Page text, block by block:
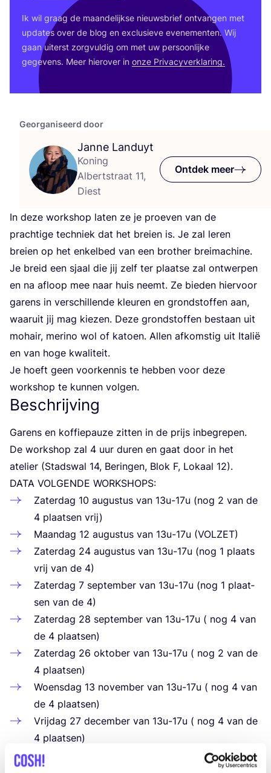
Georganiseerd door
Janne Landuyt
Koning
Albertstraat 11,
Diest
Ontdek meer
In deze work­shop laten ze je proe­ven van de
prach­ti­ge tech­niek dat het brei­en is. Je zal leren
brei­en op het enkel­bed van een bro­ther brei­ma­chi­ne.
Je breid een sjaal die jij zelf ter plaat­se zal ont­wer­pen
en na afloop mee naar huis neemt. Ze bie­den hier­voor
garens in ver­schil­len­de kleu­ren en grond­stof­fen aan,
waar­uit jij mag kie­zen. Deze grond­stof­fen bestaan uit
mohair, meri­no wol of katoen. Allen afkom­stig uit Ita­lië
en van hoge kwaliteit.
Je hoeft geen voor­ken­nis te heb­ben voor deze
work­shop te kun­nen volgen.
Beschrijving
Garens en kof­fie­pau­ze zit­ten in de prijs inbegrepen.
De work­shop zal 4 uur duren en gaat door in het
ate­lier (Stads­wal 14, Berin­gen, Blok F, Lokaal 12).
DATA VOL­GEN­DE WORKSHOPS:
Zater­dag 10 augus­tus van 13u-17u (nog 2 van de
4 plaat­sen vrij)
Maan­dag 12 augus­tus van 13u-17u (VOL­ZET)
Zater­dag 24 augus­tus van 13u-17u (nog 1 plaats
vrij van de 4)
Zater­dag 7 sep­tem­ber van 13u-17u (nog 1 plaat­
sen van de 4)
Zater­dag 28 sep­tem­ber van 13u-17u ( nog 4 van
de 4 plaatsen)
Zater­dag 26 okto­ber van 13u-17u ( nog 2 van de
4 plaatsen)
Woens­dag 13 novem­ber van 13u-17u ( nog 4 van
de 4 plaatsen)
Vrij­dag 27 decem­ber van 13u-17u ( nog 4 van de
4 plaatsen)
Zater­dag
u ( nog4van de
Ik wil graag de maan­de­lijk­se nieuws­brief ont­van­gen met
upda­tes over de blog en exclu­sie­ve eve­ne­men­ten. Wij
gaan uiterst zorg­vul­dig om met uw per­soon­lij­ke
gege­vens. Meer hier­over in onze Pri­va­cy­ver­kla­ring.